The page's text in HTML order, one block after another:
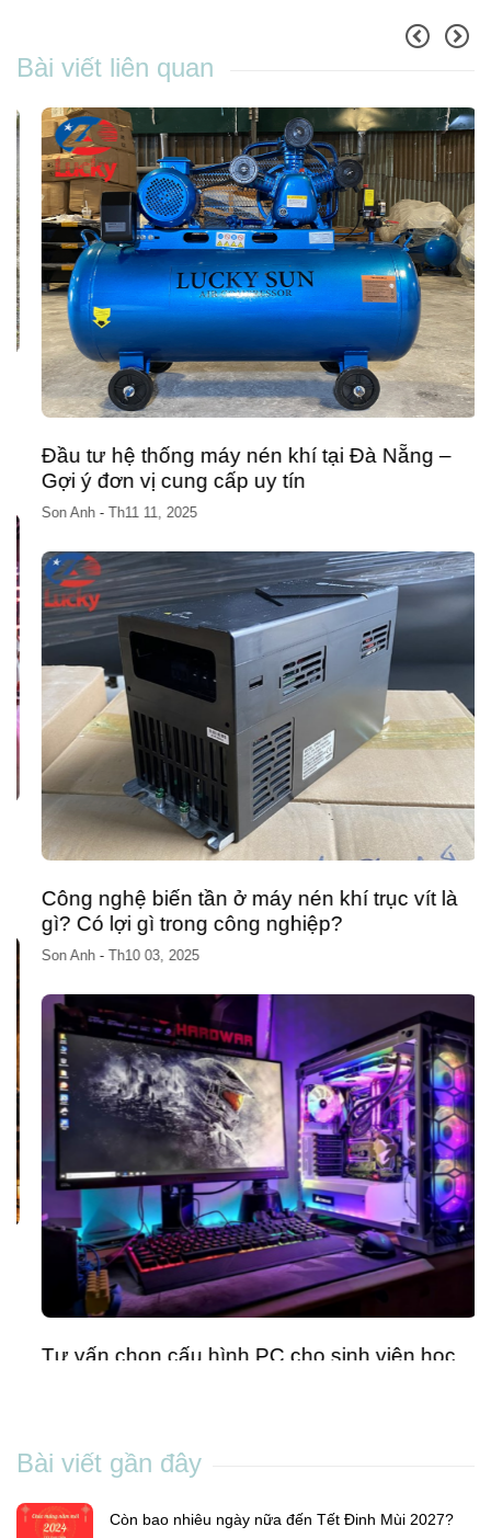
Bài viết liên quan
Đầu tư hệ thống máy nén khí tại Đà Nẵng –
Gợi ý đơn vị cung cấp uy tín
Son Anh-Th11 11, 2025
Công nghệ biến tần ở máy nén khí trục vít là
gì? Có lợi gì trong công nghiệp?
Son Anh-Th10 03, 2025
Tư vấn chọn cấu hình PC cho sinh viên học